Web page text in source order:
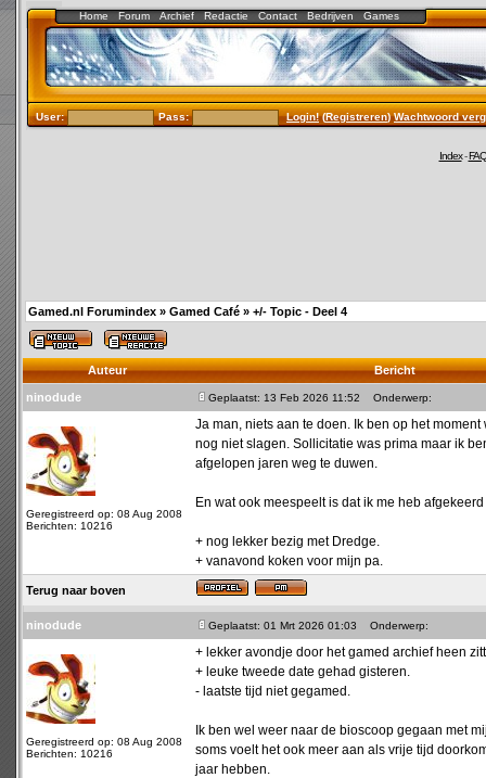
Home Forum Archief Redactie Contact Bedrijven Games
User: Pass: Login!(Registreren)Wachtwoord
Index-FAQ
Gamed.nl Forumindex » Gamed Café » +/- Topic - Deel 4
Auteur Bericht
ninodude Geplaatst: 13 Feb 2026 11:52 Onderwerp:
Geregistreerd op: 08 Aug 2008
Berichten: 10216
Ja man, niets aan te doen. Ik ben op het
nog niet slagen. Sollicitatie was prima maar ik
afgelopen jaren weg te duwen.
En wat ook meespeelt is dat ik me heb
+ nog lekker bezig met Dredge.
+ vanavond koken voor mijn pa.
Terug naar boven
ninodude Geplaatst: 01 Mrt 2026 01:03 Onderwerp:
Geregistreerd op: 08 Aug 2008
Berichten: 10216
+ lekker avondje door het gamed archief heen
+ leuke tweede date gehad gisteren.
- laatste tijd niet gegamed.
Ik ben wel weer naar de bioscoop gegaan met
soms voelt het ook meer aan als vrije tijd
jaar hebben.